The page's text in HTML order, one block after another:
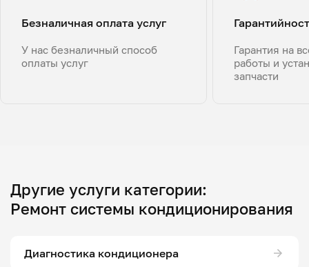
Безналичная оплата услуг
У нас безналичный способ
оплаты услуг
Гарантия на
работы и
запчасти
Другие услуги категории:
Ремонт системы кондиционирования
Диагностика кондиционера